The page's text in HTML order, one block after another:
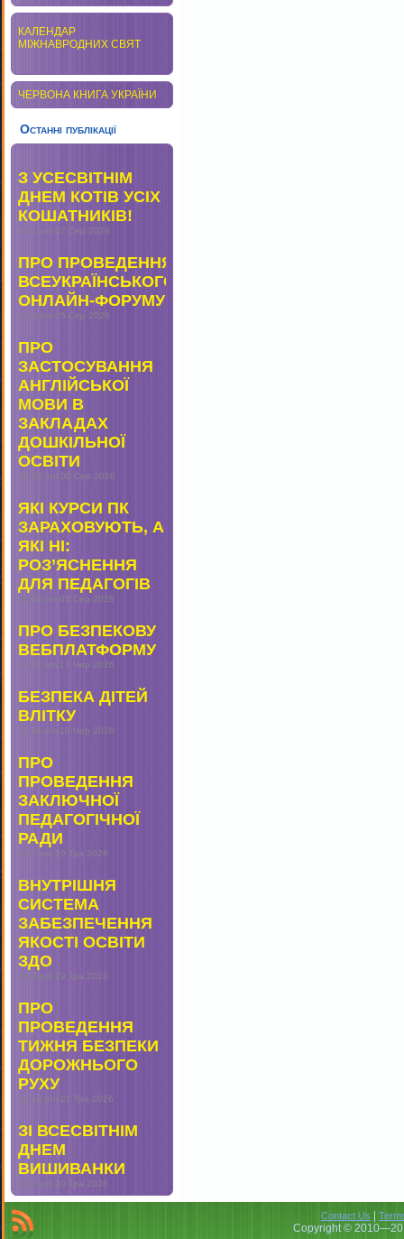
КАЛЕНДАР
МІЖНАВРОДНИХ СВЯТ
ЧЕРВОНА КНИГА УКРАЇНИ
Останні публікації
З УСЕСВІТНІМ
ДНЕМ КОТІВ УСІХ
КОШАТНИКІВ!
9:31 am 07 Сер 2026
ПРО ПРОВЕДЕННЯ
ВСЕУКРАЇНСЬКОГО
ОНЛАЙН-ФОРУМУ
1:20 pm 05 Сер 2026
ПРО
ЗАСТОСУВАННЯ
АНГЛІЙСЬКОЇ
МОВИ В
ЗАКЛАДАХ
ДОШКІЛЬНОЇ
ОСВІТИ
12:25 pm 05 Сер 2026
ЯКІ КУРСИ ПК
ЗАРАХОВУЮТЬ, А
ЯКІ НІ:
РОЗ’ЯСНЕННЯ
ДЛЯ ПЕДАГОГІВ
11:43 am 05 Сер 2026
ПРО БЕЗПЕКОВУ
ВЕБПЛАТФОРМУ
11:32 am 17 Чер 2026
БЕЗПЕКА ДІТЕЙ
ВЛІТКУ
11:44 am 10 Чер 2026
ПРО
ПРОВЕДЕННЯ
ЗАКЛЮЧНОЇ
ПЕДАГОГІЧНОЇ
РАДИ
5:47 pm 29 Тра 2026
ВНУТРІШНЯ
СИСТЕМА
ЗАБЕЗПЕЧЕННЯ
ЯКОСТІ ОСВІТИ
ЗДО
4:53 pm 29 Тра 2026
ПРО
ПРОВЕДЕННЯ
ТИЖНЯ БЕЗПЕКИ
ДОРОЖНЬОГО
РУХУ
12:14 pm 21 Тра 2026
ЗІ ВСЕСВІТНІМ
ДНЕМ
ВИШИВАНКИ
1:22 pm 20 Тра 2026
Contact Us
Copyright ©